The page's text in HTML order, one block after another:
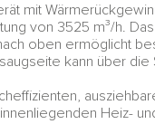
mit
von 3525 m³/h.
oben ermöglicht
kann über die
Heiz-